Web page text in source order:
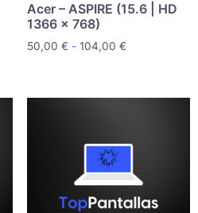
Acer – ASPIRE (15.6 | HD
1366 x 768)
50,00 € - 104,00 €